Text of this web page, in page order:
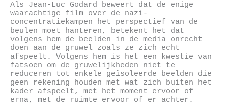
Als Jean-Luc Godard beweert dat de enige
waarachtige film over de nazi-
concentratiekampen het perspectief van de
beulen moet hanteren, betekent het dat
volgens hem de beelden in de media onrecht
doen aan de gruwel zoals ze zich echt
afspeelt. Volgens hem is het een kwestie van
fatsoen om de gruwelijkheden niet te
reduceren tot enkele geïsoleerde beelden die
geen rekening houden met wat zich buiten het
kader afspeelt, met het moment ervoor of
erna, met de ruimte ervoor of er achter.